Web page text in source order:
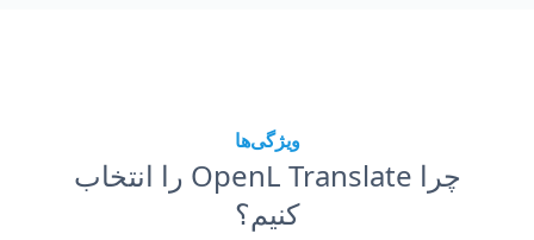
ویژگی‌ها
چرا OpenL Translate را انتخاب
کنیم؟